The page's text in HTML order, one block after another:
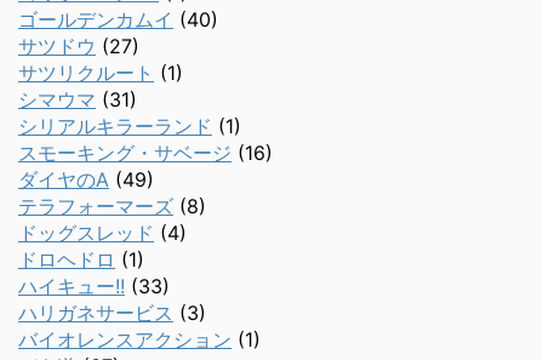
ゴールデンカムイ (40)
サツドウ (27)
サツリクルート (1)
シマウマ (31)
シリアルキラーランド (1)
スモーキング・サベージ (16)
ダイヤのA (49)
テラフォーマーズ (8)
ドッグスレッド (4)
ドロヘドロ (1)
ハイキュー!! (33)
ハリガネサービス (3)
バイオレンスアクション (1)